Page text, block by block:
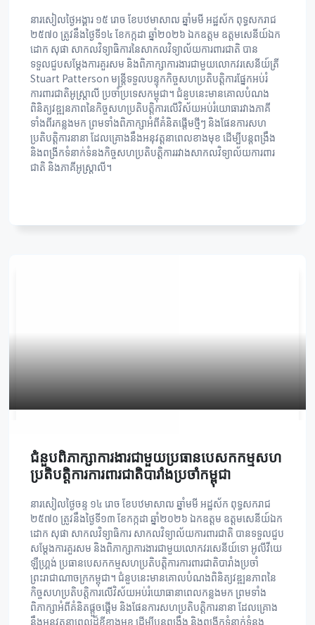
នារសៀលថ្ងៃអង្គារ ១៥ រោច ខែបឋមាសាឍ ឆ្នាំមមី អដ្ឋស័ក ពុទ្ធសករាជ
២៥៧០ ត្រូវនឹងថ្ងៃទី១៤ ខែកក្កដា ឆ្នាំ២០២៦ ឯកឧត្តម ឧត្តមសេនីយ៍ឯក
ដោក សុផា សាកលវិទ្យាធិការនៃសាកលវិទ្យាល័យការពារជាតិ បាន
ទទួលជួបសម្តែងការគួរសម និងពិភាក្សាការងារជាមួយលោកវរសេនីយ៍ត្រី
Stuart Patterson មន្ត្រីទទួលបន្ទុកកិច្ចសហប្រតិបត្តិការផ្នែកអប់រំ
ការពារជាតិអូស្រ្តាលី ប្រចាំប្រទេសកម្ពុជា។ ជំនួបនេះមានគោលបំណង
ពិនិត្យវឌ្ឍនភាពនៃកិច្ចសហប្រតិបត្តិការលើវិស័យអប់រំយោធារវាងភាគី
ទាំងពីរកន្លងមក ព្រមទាំងពិភាក្សាអំពីគំនិតផ្តើមថ្មីៗ និងផែនការសហ
ប្រតិបត្តិការនានា ដែលគ្រោងនឹងអនុវត្តនាពេលខាងមុខ ដើម្បីបន្តពង្រឹង
និងពង្រីកទំនាក់ទំនងកិច្ចសហប្រតិបត្តិការរវាងសាកលវិទ្យាល័យការពារ
ជាតិ និងភាគីអូស្រ្តាលី។
ជំនួបពិភាក្សាការងារជាមួយប្រធានបេសកកម្មសហ
ប្រតិបត្តិការការពារជាតិបារាំងប្រចាំកម្ពុជា
នារសៀលថ្ងៃចន្ទ ១៤ រោច ខែបឋមាសាឍ ឆ្នាំមមី អដ្ឋស័ក ពុទ្ធសករាជ
២៥៧០ ត្រូវនឹងថ្ងៃទី១៣ ខែកក្កដា ឆ្នាំ២០២៦ ឯកឧត្តម ឧត្តមសេនីយ៍ឯក
ដោក សុផា សាកលវិទ្យាធិការ សាកលវិទ្យាល័យការពារជាតិ បានទទួលជួប
សម្តែងការគួរសម និងពិភាក្សាការងារជាមួយលោកវរសេនីយ៍ទោ អូលីវីយេ
ឡឺហ្គ្រង់ ប្រធានបេសកកម្មសហប្រតិបត្តិការការពារជាតិបារាំងប្រចាំ
ព្រះរាជាណាចក្រកម្ពុជា។ ជំនួបនេះមានគោលបំណងពិនិត្យវឌ្ឍនភាពនៃ
កិច្ចសហប្រតិបត្តិការលើវិស័យអប់រំយោធានាពេលកន្លងមក ព្រមទាំង
ពិភាក្សាអំពីគំនិតផ្តួចផ្តើម និងផែនការសហប្រតិបត្តិការនានា ដែលគ្រោង
នឹងអនុវត្តនាពេលដ៏ខ្លីខាងមុខ ដើម្បីបន្តពង្រឹង និងពង្រីកទំនាក់ទំនង